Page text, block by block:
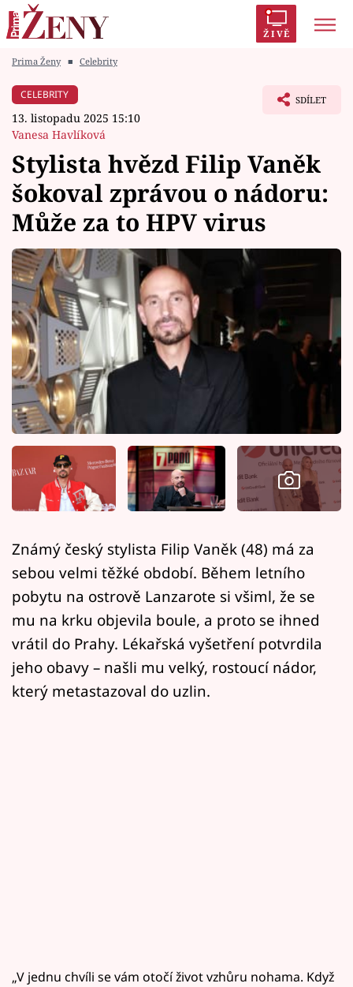
ŽIVĚ
Módní alarm
Témata
Celebrity
Vztahy
Seriály
Horoskopy
Sledujte prima+
Filmový festival Karlovy Vary
Pořady
Mámy sobě
Přihlášení
Sledujte nás
Prima Ženy ■ Celebrity
CELEBRITY
13. listopadu 2025 15:10
Vanesa Havlíková
SDÍLET
Stylista hvězd Filip Vaněk
šokoval zprávou o nádoru:
Může za to HPV virus
Známý český stylista Filip Vaněk (48) má za
sebou velmi těžké období. Během letního
pobytu na ostrově Lanzarote si všiml, že se
mu na krku objevila boule, a proto se ihned
vrátil do Prahy. Lékařská vyšetření potvrdila
jeho obavy – našli mu velký, rostoucí nádor,
který metastazoval do uzlin.
„V jednu chvíli se vám otočí život vzhůru nohama. Když